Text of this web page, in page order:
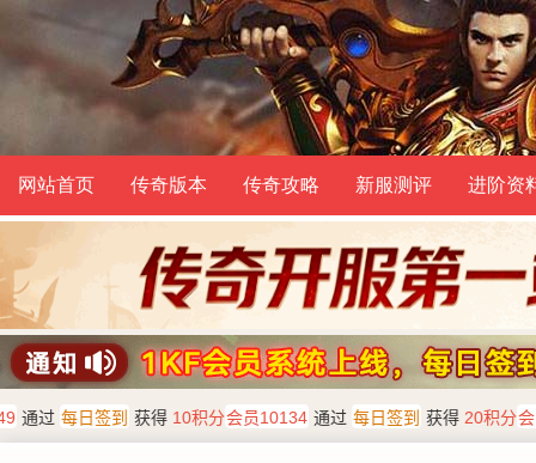
网站首页 传奇版本 传奇攻略 新服测评 进阶资